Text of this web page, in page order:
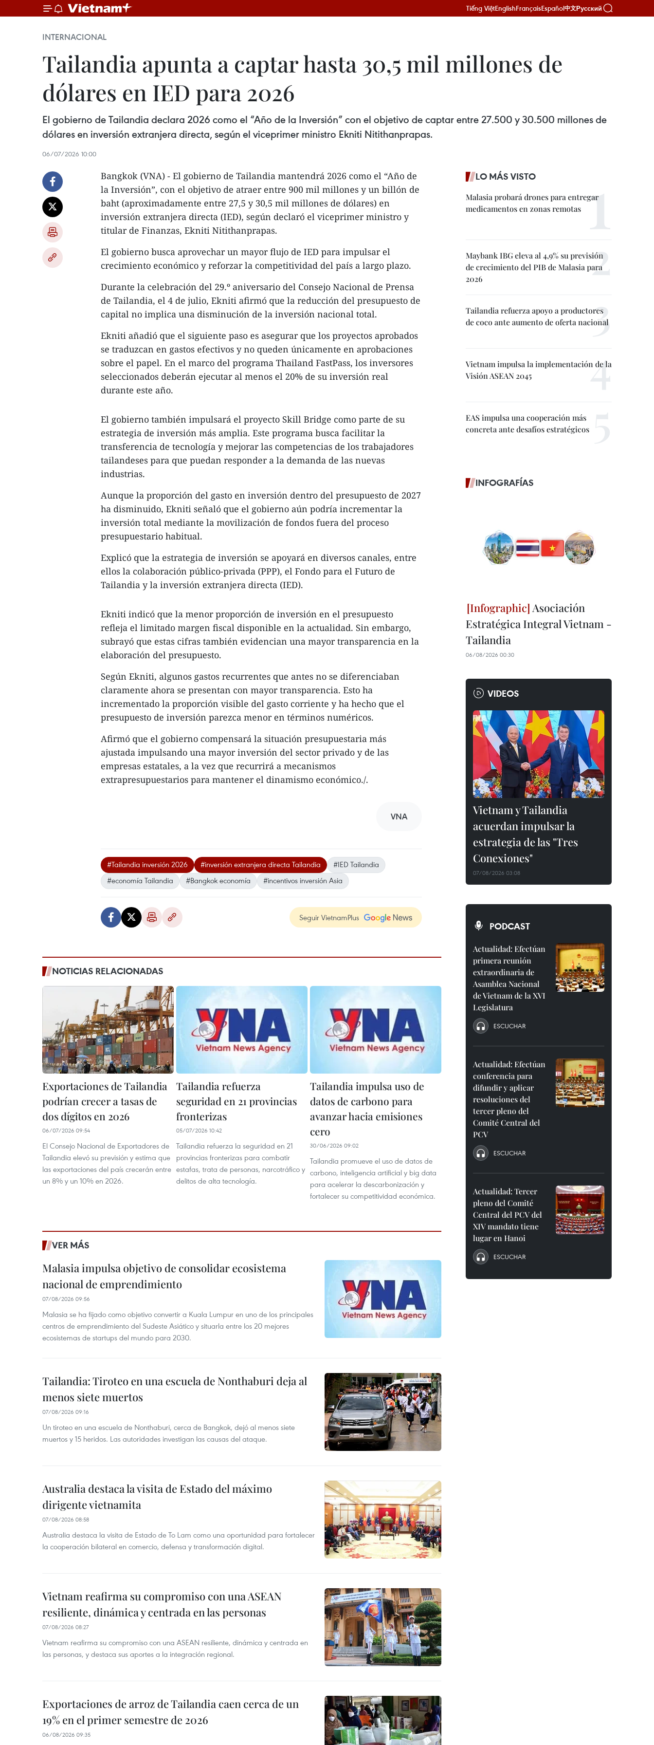
Tiếng ViệtEnglishFrançaisEspañol中文Русский
INTERNACIONAL
Tailandia apunta a captar hasta 30,5 mil millones de
dólares en IED para 2026
El gobierno de Tailandia declara 2026 como el “Año de la Inversión” con el objetivo de captar entre 27.500 y 30.500 millones de
dólares en inversión extranjera directa, según el viceprimer ministro Ekniti Nitithanprapas.
06/07/2026 10:00
Bangkok (VNA) - El gobierno de Tailandia mantendrá 2026 como el “Año de
la Inversión”, con el objetivo de atraer entre 900 mil millones y un billón de
baht (aproximadamente entre 27,5 y 30,5 mil millones de dólares) en
inversión extranjera directa (IED), según declaró el viceprimer ministro y
titular de Finanzas, Ekniti Nitithanprapas.
El gobierno busca aprovechar un mayor flujo de IED para impulsar el
crecimiento económico y reforzar la competitividad del país a largo plazo.
Durante la celebración del 29.º aniversario del Consejo Nacional de Prensa
de Tailandia, el 4 de julio, Ekniti afirmó que la reducción del presupuesto de
capital no implica una disminución de la inversión nacional total.
Ekniti añadió que el siguiente paso es asegurar que los proyectos aprobados
se traduzcan en gastos efectivos y no queden únicamente en aprobaciones
sobre el papel. En el marco del programa Thailand FastPass, los inversores
seleccionados deberán ejecutar al menos el 20% de su inversión real
durante este año.
El gobierno también impulsará el proyecto Skill Bridge como parte de su
estrategia de inversión más amplia. Este programa busca facilitar la
transferencia de tecnología y mejorar las competencias de los trabajadores
tailandeses para que puedan responder a la demanda de las nuevas
industrias.
Aunque la proporción del gasto en inversión dentro del presupuesto de 2027
ha disminuido, Ekniti señaló que el gobierno aún podría incrementar la
inversión total mediante la movilización de fondos fuera del proceso
presupuestario habitual.
Explicó que la estrategia de inversión se apoyará en diversos canales, entre
ellos la colaboración público-privada (PPP), el Fondo para el Futuro de
Tailandia y la inversión extranjera directa (IED).
Ekniti indicó que la menor proporción de inversión en el presupuesto
refleja el limitado margen fiscal disponible en la actualidad. Sin embargo,
subrayó que estas cifras también evidencian una mayor transparencia en la
elaboración del presupuesto.
Según Ekniti, algunos gastos recurrentes que antes no se diferenciaban
claramente ahora se presentan con mayor transparencia. Esto ha
incrementado la proporción visible del gasto corriente y ha hecho que el
presupuesto de inversión parezca menor en términos numéricos.
Afirmó que el gobierno compensará la situación presupuestaria más
ajustada impulsando una mayor inversión del sector privado y de las
empresas estatales, a la vez que recurrirá a mecanismos
extrapresupuestarios para mantener el dinamismo económico./.
VNA
#Tailandia inversión 2026 #inversión extranjera directa Tailandia
#IED Tailandia
#economía Tailandia
#Bangkok economía #incentivos inversión Asia
Seguir VietnamPlus
NOTICIAS RELACIONADAS
Exportaciones de Tailandia
podrían crecer a tasas de
dos dígitos en 2026
06/07/2026 09:54
El Consejo Nacional de Exportadores de
Tailandia elevó su previsión y estima que
las exportaciones del país crecerán entre
un 8% y un 10% en 2026.
Tailandia refuerza
seguridad en 21 provincias
fronterizas
05/07/2026 10:42
Tailandia refuerza la seguridad en 21
provincias fronterizas para combatir
estafas, trata de personas, narcotráfico y
delitos de alta tecnología.
Tailandia impulsa uso de
datos de carbono para
avanzar hacia emisiones
cero
30/06/2026 09:02
Tailandia promueve el uso de datos de
carbono, inteligencia artificial y big data
para acelerar la descarbonización y
fortalecer su competitividad económica.
VER MÁS
Malasia impulsa objetivo de consolidar ecosistema
nacional de emprendimiento
07/08/2026 09:56
Malasia se ha fijado como objetivo convertir a Kuala Lumpur en uno de los principales
centros de emprendimiento del Sudeste Asiático y situarla entre los 20 mejores
ecosistemas de startups del mundo para 2030.
Tailandia: Tiroteo en una escuela de Nonthaburi deja al
menos siete muertos
07/08/2026 09:16
Un tiroteo en una escuela de Nonthaburi, cerca de Bangkok, dejó al menos siete
muertos y 15 heridos. Las autoridades investigan las causas del ataque.
Australia destaca la visita de Estado del máximo
dirigente vietnamita
07/08/2026 08:58
Australia destaca la visita de Estado de To Lam como una oportunidad para fortalecer
la cooperación bilateral en comercio, defensa y transformación digital.
Vietnam reafirma su compromiso con una ASEAN
resiliente, dinámica y centrada en las personas
07/08/2026 08:27
Vietnam reafirma su compromiso con una ASEAN resiliente, dinámica y centrada en
las personas, y destaca sus aportes a la integración regional.
Exportaciones de arroz de Tailandia caen cerca de un
19% en el primer semestre de 2026
06/08/2026 09:35
LO MÁS VISTO
Malasia probará drones para entregar
medicamentos en zonas remotas
Maybank IBG eleva al 4,9% su previsión
de crecimiento del PIB de Malasia para
2026
Tailandia refuerza apoyo a productores
de coco ante aumento de oferta nacional
Vietnam impulsa la implementación de la
Visión ASEAN 2045
EAS impulsa una cooperación más
concreta ante desafíos estratégicos
INFOGRAFÍAS
Asociación
Estratégica Integral Vietnam -
Tailandia
06/08/2026 00:30
VIDEOS
Vietnam y Tailandia
acuerdan impulsar la
estrategia de las "Tres
Conexiones"
07/08/2026 03:08
PODCAST
Actualidad: Efectúan
primera reunión
extraordinaria de
Asamblea Nacional
de Vietnam de la XVI
Legislatura
ESCUCHAR
Actualidad: Efectúan
conferencia para
difundir y aplicar
resoluciones del
tercer pleno del
Comité Central del
PCV
ESCUCHAR
Actualidad: Tercer
pleno del Comité
Central del PCV del
XIV mandato tiene
lugar en Hanoi
ESCUCHAR